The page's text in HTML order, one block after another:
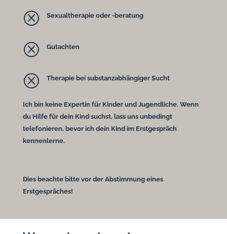
Q Sexualtherapie oder -beratung
Q Gutachten
Q Therapie bei substanzabhängiger Sucht
Ich bin keine Expertin für Kinder und Jugendliche. Wenn
du Hilfe für dein Kind suchst, lass uns unbedingt
telefonieren, bevor ich dein Kind im Erstgespräch
kennenlerne.
Dies beachte bitte vor der Abstimmung eines
Erstgespräches!